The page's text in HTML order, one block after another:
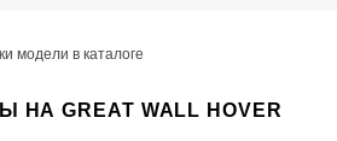
модели в каталоге
GREAT WALL HOVER